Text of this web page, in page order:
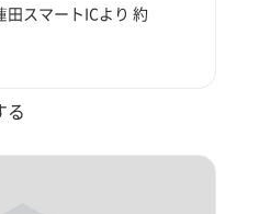
スマートICより 約
る